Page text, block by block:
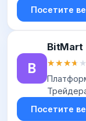
для
Посетите
B
BitMart
★★★★★
★★★★★
Посетите